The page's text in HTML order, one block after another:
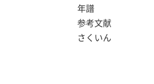
年譜
参考文献
さくいん